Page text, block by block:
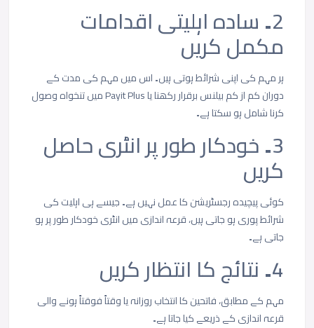
2۔ سادہاہلیتیاقدامات
مکملکریں
ہرمہمکیاپنیشرائطہوتیہیں۔اسمیںمہمکیمدتکے
دورانکمازکمبیلنسبرقراررکھنایا میںتنخواہوصول
کرناشاملہوسکتاہے۔
3۔ خودکارطورپرانٹریحاصل
کریں
کوئیپیچیدہرجسٹریشنکاعملنہیںہے۔جیسےہیاہلیتکی
شرائطپوریہوجاتیہیں،قرعہاندازیمیںانٹریخودکارطورپرہو
جاتیہے۔
4۔ نتائجکا انتظارکریں
مہمکےمطابق،فاتحینکاانتخابروزانہیاوقتاًفوقتاًہونےوالی
قرعہاندازیکےذریعےکیاجاتاہے۔